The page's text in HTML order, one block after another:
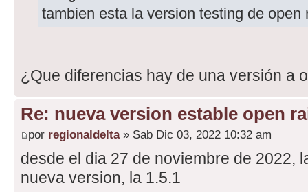
tambien esta la version testing de open
¿Que diferencias hay de una versión a
Re: nueva version estable open
por regionaldelta» Sab Dic 03, 2022 10:32 am
desde el dia 27 de noviembre de 2022,
nueva version, la 1.5.1